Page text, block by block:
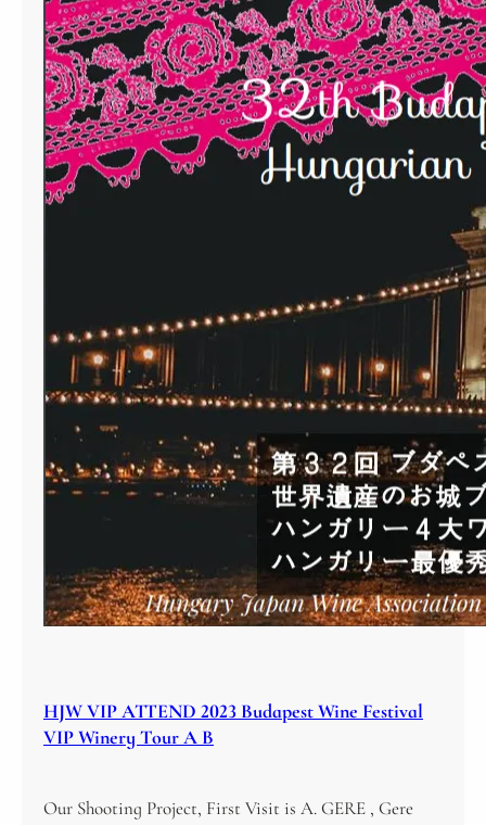
HJW VIP ATTEND 2023 Budapest Wine Festival
VIP Winery Tour A B
Our Shooting Project, First Visit is A. GERE , Gere